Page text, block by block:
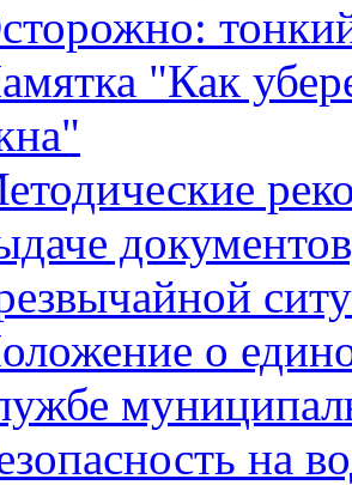
"Как
о
на